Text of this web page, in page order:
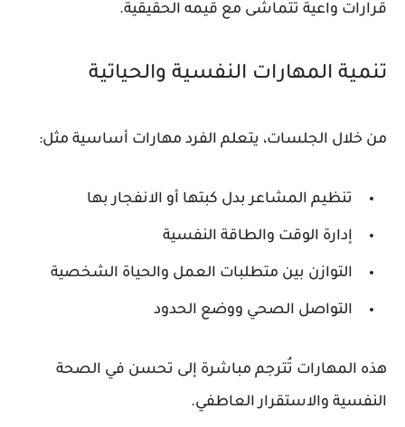
قرارات واعية تتماشى مع قيمه الحقيقية.
تنمية المهارات النفسية والحياتية
من خلال الجلسات، يتعلم الفرد مهارات أساسية مثل:
تنظيم المشاعر بدل كبتها أو الانفجار بها
إدارة الوقت والطاقة النفسية
التوازن بين متطلبات العمل والحياة الشخصية
التواصل الصحي ووضع الحدود
هذه المهارات تُترجم مباشرة إلى تحسن في الصحة
النفسية والاستقرار العاطفي.